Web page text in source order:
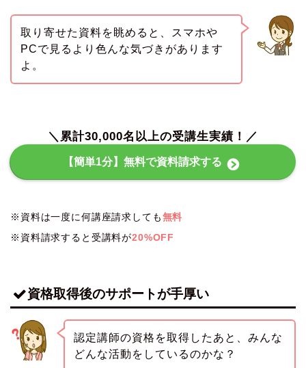
取り寄せた資料を眺めると、スマホや
PCで見るより色んな気づきがあります
よ。
＼累計30,000名以上の受講生実績！／
【簡単1分】無料で資料請求する
※資料は一度に何講座請求しても無料
※資料請求すると受講料が20%OFF
資格取得後のサポートが手厚い
認定講師の資格を取得したあと、みんな
どんな活動をしているのかな？